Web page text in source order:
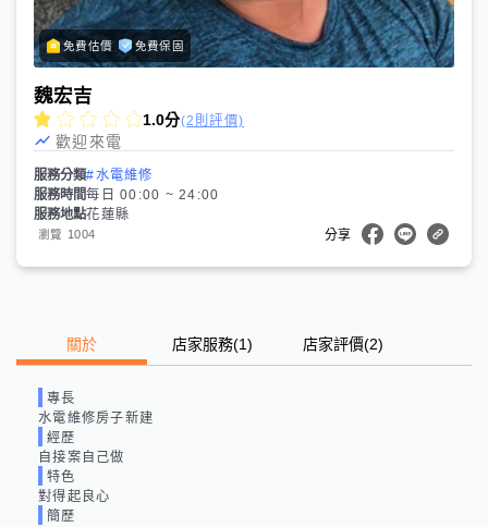
免費估價 免費保固
魏宏吉
1.0分(2則評價)
歡迎來電
服務分類#水電維修
服務時間每日 00:00 ~ 24:00
服務地點花蓮縣
瀏覽 1004 分享
關於 店家服務(1) 店家評價(2)
專長
水電維修房子新建
經歷
自接案自己做
特色
對得起良心
簡歷